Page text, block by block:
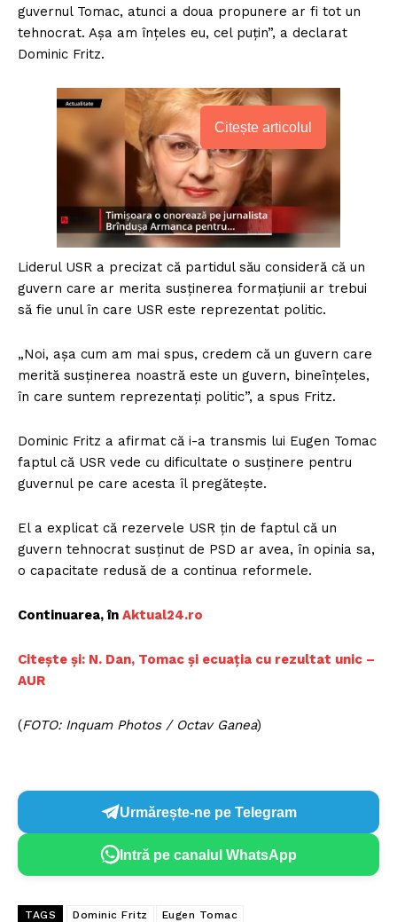
guvernul Tomac, atunci a doua propunere ar fi tot un
tehnocrat. Aşa am înţeles eu, cel puţin”, a declarat
Dominic Fritz.
Citește articolul
Liderul USR a precizat că partidul său consideră că un
guvern care ar merita susţinerea formaţiunii ar trebui
să fie unul în care USR este reprezentat politic.
„Noi, aşa cum am mai spus, credem că un guvern care
merită susţinerea noastră este un guvern, bineînţeles,
în care suntem reprezentaţi politic”, a spus Fritz.
Dominic Fritz a afirmat că i-a transmis lui Eugen Tomac
faptul că USR vede cu dificultate o susţinere pentru
guvernul pe care acesta îl pregăteşte.
El a explicat că rezervele USR ţin de faptul că un
guvern tehnocrat susţinut de PSD ar avea, în opinia sa,
o capacitate redusă de a continua reformele.
Continuarea, în Aktual24.ro
Citește și: N. Dan, Tomac și ecuația cu rezultat unic –
AUR
(FOTO: Inquam Photos / Octav Ganea)
Urmărește-ne pe Telegram
Intră pe canalul WhatsApp
TAGS Dominic Fritz Eugen Tomac